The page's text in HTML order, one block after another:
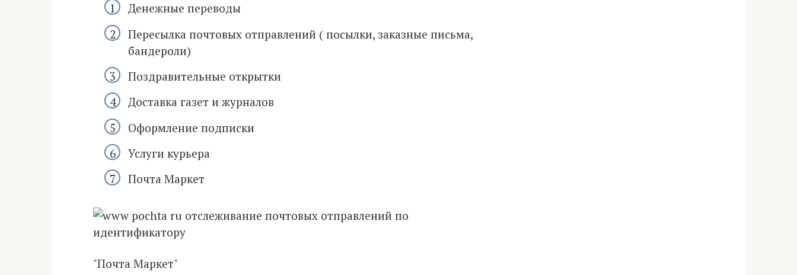
Денежные переводы
Пересылка почтовых отправлений ( посылки, заказные письма,
бандероли)
Поздравительные открытки
Доставка газет и журналов
Оформление подписки
Услуги курьера
Почта Маркет
"Почта Маркет"